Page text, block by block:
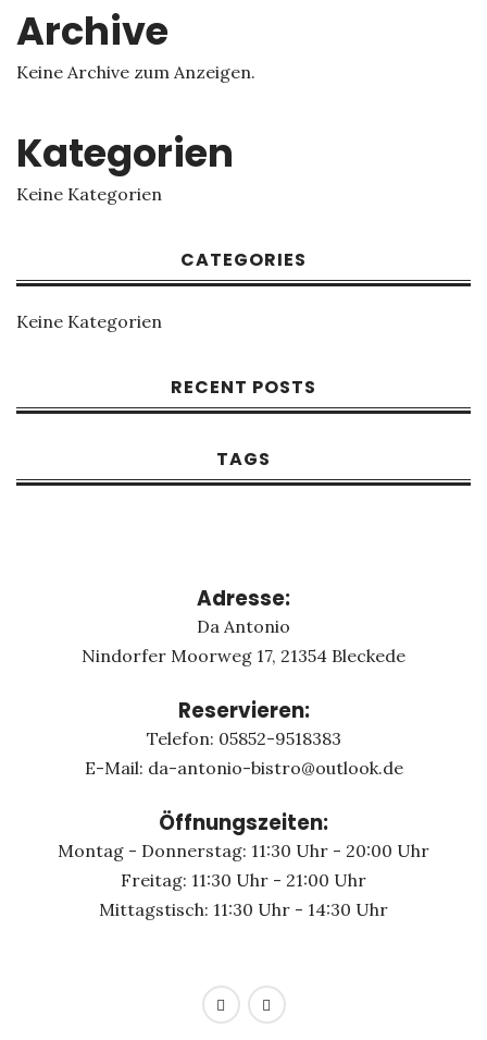
Archive
Keine Archive zum Anzeigen.
Kategorien
Keine Kategorien
CATEGORIES
Keine Kategorien
RECENT POSTS
TAGS
Adresse:
Da Antonio
Nindorfer Moorweg 17, 21354 Bleckede
Reservieren:
Telefon: 05852-9518383
E-Mail: da-antonio-bistro@outlook.de
Öffnungszeiten:
Montag - Donnerstag: 11:30 Uhr - 20:00 Uhr
Freitag: 11:30 Uhr - 21:00 Uhr
Mittagstisch: 11:30 Uhr - 14:30 Uhr